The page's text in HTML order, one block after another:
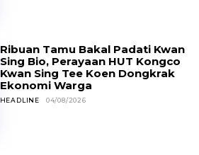
Ribuan Tamu Bakal Padati Kwan
Sing Bio, Perayaan HUT Kongco
Kwan Sing Tee Koen Dongkrak
Ekonomi Warga
HEADLINE 04/08/2026